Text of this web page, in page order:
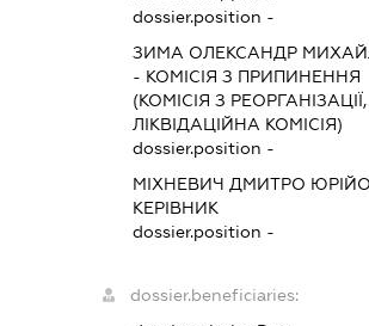
dossier.position -
ЗИМА ОЛЕКСАНДР
- КОМІСІЯ З ПРИПИНЕННЯ
(КОМІСІЯ З РЕОРГАНІЗАЦІЇ,
ЛІКВІДАЦІЙНА КОМІСІЯ)
dossier.position -
МІХНЕВИЧ ДМИТРО
КЕРІВНИК
dossier.position -
dossier.beneficiaries: